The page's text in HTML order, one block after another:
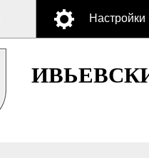
Настройки